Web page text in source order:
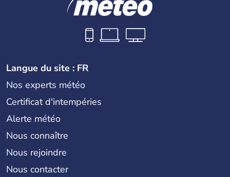
Langue du site : FR
Nos experts météo
Certificat d'intempéries
Alerte météo
Nous connaître
Nous rejoindre
Nous contacter